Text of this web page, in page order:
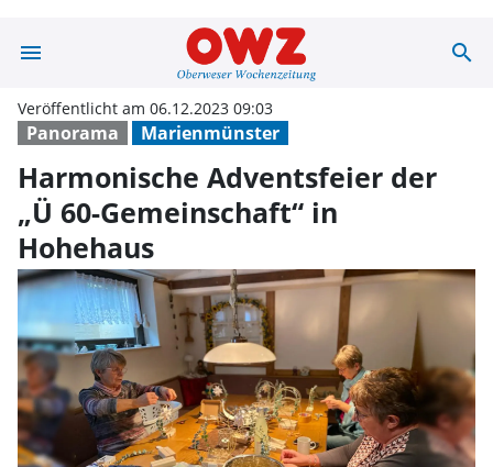
menu Harmonische search
Panorama Marienmünster
Veröffentlicht am 06.12.2023 09:03
Harmonische Adventsfeier der
„Ü 60-Gemeinschaft“ in
Hohehaus